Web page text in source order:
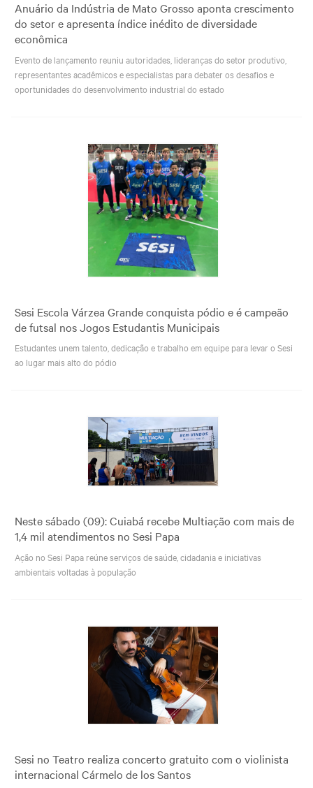
Anuário da Indústria de Mato Grosso aponta crescimento
do setor e apresenta índice inédito de diversidade
econômica
Evento de lançamento reuniu autoridades, lideranças do setor produtivo,
representantes acadêmicos e especialistas para debater os desafios e
oportunidades do desenvolvimento industrial do estado
Sesi Escola Várzea Grande conquista pódio e é campeão
de futsal nos Jogos Estudantis Municipais
Estudantes unem talento, dedicação e trabalho em equipe para levar o Sesi
ao lugar mais alto do pódio
Neste sábado (09): Cuiabá recebe Multiação com mais de
1,4 mil atendimentos no Sesi Papa
Ação no Sesi Papa reúne serviços de saúde, cidadania e iniciativas
ambientais voltadas à população
Sesi no Teatro realiza concerto gratuito com o violinista
internacional Cármelo de los Santos